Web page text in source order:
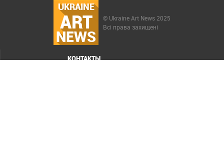
UKRAINE
ART
NEWS
© Ukraine Art News 2025
Всі права захищені
КОНТАКТЫ